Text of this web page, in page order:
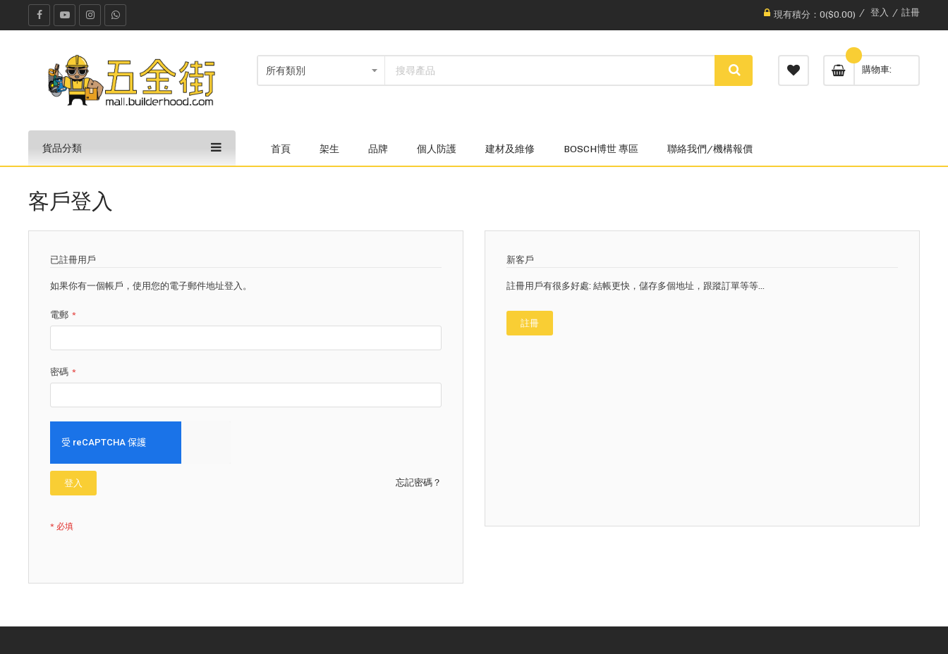
現有積分：0($0.00) 登入 註冊
購物車
貨品分類 首頁 架生 品牌 個人防護 建材及維修 BOSCH博世 專區 聯絡我們/機構報價
客戶登入
已註冊用戶
如果你有一個帳戶，使用您的電子郵件地址登入。
電郵
密碼
登入 忘記密碼？
新客戶
註冊用戶有很多好處: 結帳更快，儲存多個地址，跟蹤訂單等等...
註冊